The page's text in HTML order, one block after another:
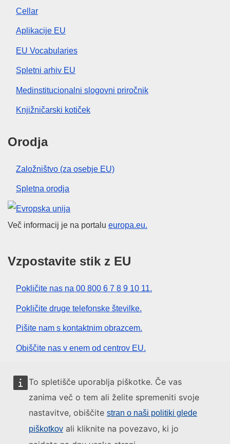
To spletišče uporablja piškotke. Če vas
zanima več o tem ali želite spremeniti svoje
nastavitve, obiščite stran o naši politiki glede
piškotkov ali kliknite na povezavo, ki jo
Cellar
Aplikacije EU
EU Vocabularies
Spletni arhiv EU
Medinstitucionalni slogovni priročnik
Knjižničarski kotiček
Orodja
Založništvo (za osebje EU)
Spletna orodja
Evropska unija
Več informacij je na portalu europa.eu.
Vzpostavite stik z EU
Pokličite nas na 00 800 6 7 8 9 10 11.
Pokličite druge telefonske številke.
Pišite nam s kontaktnim obrazcem.
Obiščite nas v enem od centrov EU.
Družbeni mediji
Institucije in organi EU